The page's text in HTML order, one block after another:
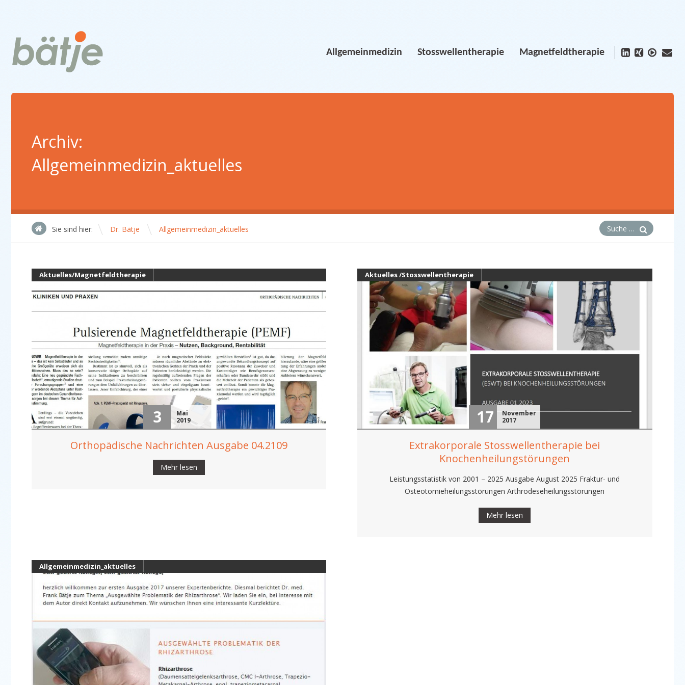
Allgemeinmedizin Stosswellentherapie Magnetfeldtherapie
Archiv:
Allgemeinmedizin_aktuelles
Sie sind hier: Dr. Bätje \ Allgemeinmedizin_aktuelles
Aktuelles/Magnetfeldtherapie
3
Mai
2019
Orthopädische Nachrichten Ausgabe 04.2109
Mehr lesen
Aktuelles /Stosswellentherapie
Allgemeinmedizin_aktuelles
17
November
2017
Extrakorporale Stosswellentherapie bei
Knochenheilungstörungen
Leistungsstatistik von 2001 – 2025 Ausgabe August 2025 Fraktur- und
Osteotomieheilungsstörungen Arthrodeseheilungsstörungen
Mehr lesen
Allgemeinmedizin_aktuelles